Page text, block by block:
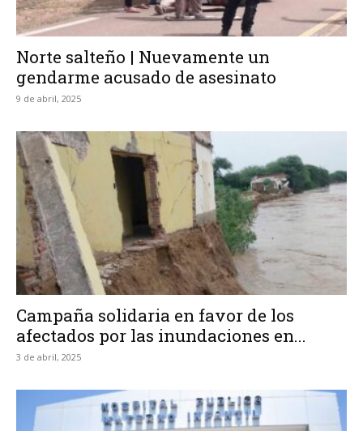
Norte salteño | Nuevamente un
gendarme acusado de asesinato
9 de abril, 2025
Campaña solidaria en favor de los
afectados por las inundaciones en...
3 de abril, 2025